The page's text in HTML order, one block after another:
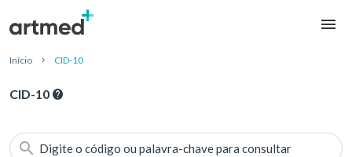
Início CID-10
CID-10
Digite o código ou palavra-chave para consultar